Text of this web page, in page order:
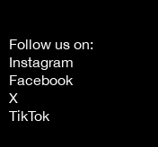
Follow us on:
Instagram
Facebook
X
TikTok